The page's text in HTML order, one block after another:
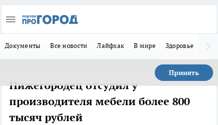
Документы Все новости Лайфхак В мире Здоровье
Принять
Нижегородец отсудил у
производителя мебели более 800
тысяч рублей